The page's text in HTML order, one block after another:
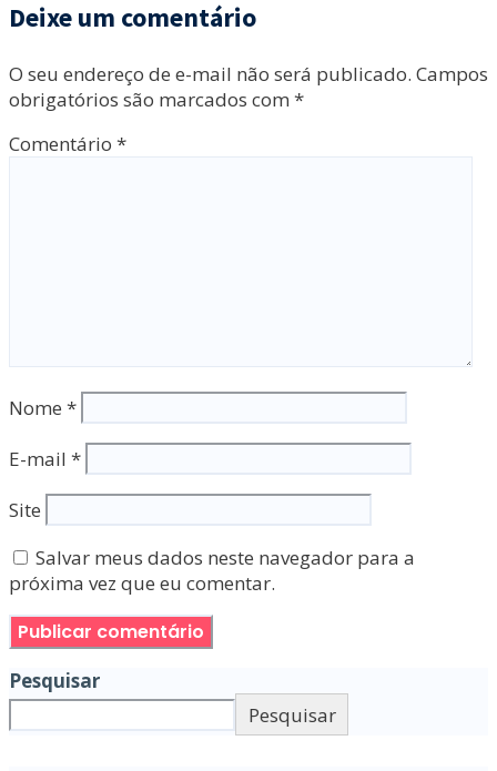
Deixe um comentário
O seu endereço de e-mail não será publicado. Campos
obrigatórios são marcados com *
Comentário *
Nome *
E-mail *
Site
Salvar meus dados neste navegador para a
próxima vez que eu comentar.
Pesquisar
Pesquisar